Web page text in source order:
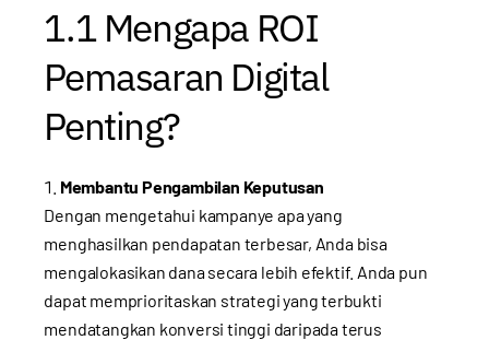
1.1 Mengapa ROI
Pemasaran Digital
Penting?
Membantu Pengambilan Keputusan
Dengan mengetahui kampanye apa yang
menghasilkan pendapatan terbesar, Anda bisa
mengalokasikan dana secara lebih efektif. Anda pun
dapat memprioritaskan strategi yang terbukti
mendatangkan konversi tinggi daripada terus